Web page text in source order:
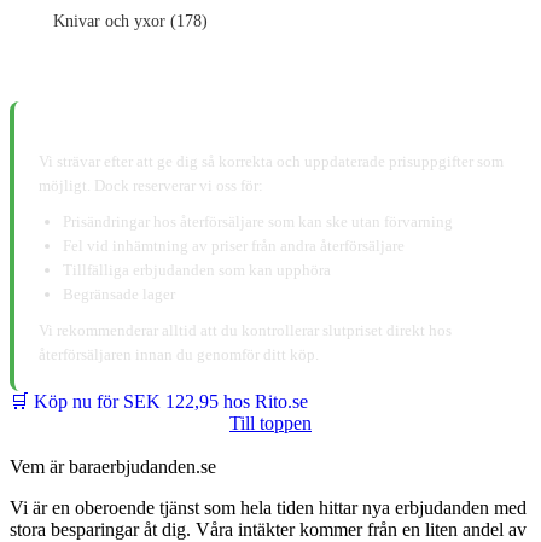
Knivar och yxor (178)
Vi strävar efter att ge dig så korrekta och uppdaterade prisuppgifter som
möjligt. Dock reserverar vi oss för:
Prisändringar hos återförsäljare som kan ske utan förvarning
Fel vid inhämtning av priser från andra återförsäljare
Tillfälliga erbjudanden som kan upphöra
Begränsade lager
Vi rekommenderar alltid att du kontrollerar slutpriset direkt hos
återförsäljaren innan du genomför ditt köp.
🛒 Köp nu för SEK 122,95 hos Rito.se
Till toppen
Vem är baraerbjudanden.se
Vi är en oberoende tjänst som hela tiden hittar nya erbjudanden med
stora besparingar åt dig. Våra intäkter kommer från en liten andel av